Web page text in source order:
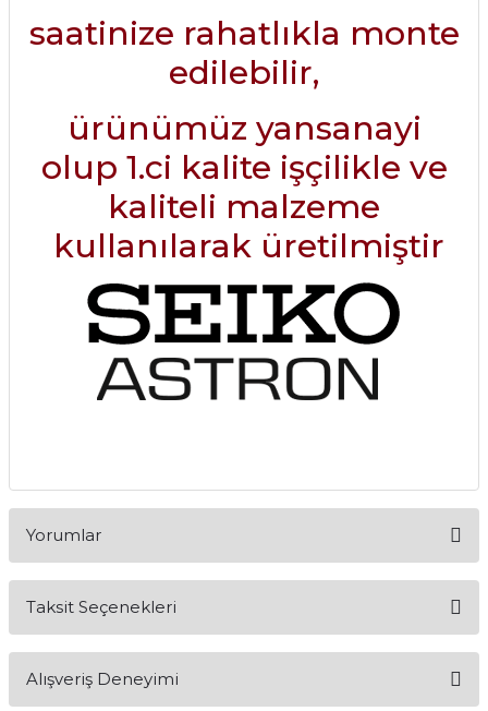
saatinize rahatlıkla monte
edilebilir,
ürünümüz yansanayi
olup 1.ci kalite işçilikle ve
kaliteli malzeme
kullanılarak üretilmiştir
Yorumlar
seiko 7x52
Merhabalar seiko 7x52 saatim var silikon kordonu koptu yerine metal veya
Taksit Seçenekleri
Alışveriş Deneyimi